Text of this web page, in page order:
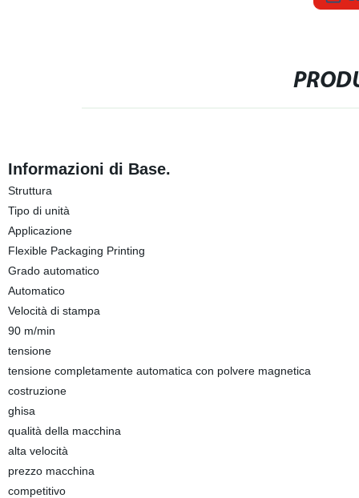
Informazioni di Base.
Struttura
Tipo di unità
Applicazione
Flexible Packaging Printing
Grado automatico
Automatico
Velocità di stampa
90 m/min
tensione
tensione completamente automatica con polvere magnetica
costruzione
ghisa
qualità della macchina
alta velocità
prezzo macchina
competitivo